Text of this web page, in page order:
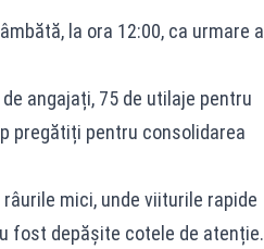
la ora 12:00, ca urmare a
angajați, 75 de utilaje pentru
pregătiți pentru consolidarea
mici, unde viiturile rapide
fost depășite cotele de atenție.